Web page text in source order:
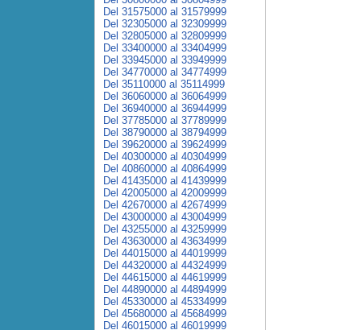
Del 31575000 al 31579999
Del 32305000 al 32309999
Del 32805000 al 32809999
Del 33400000 al 33404999
Del 33945000 al 33949999
Del 34770000 al 34774999
Del 35110000 al 35114999
Del 36060000 al 36064999
Del 36940000 al 36944999
Del 37785000 al 37789999
Del 38790000 al 38794999
Del 39620000 al 39624999
Del 40300000 al 40304999
Del 40860000 al 40864999
Del 41435000 al 41439999
Del 42005000 al 42009999
Del 42670000 al 42674999
Del 43000000 al 43004999
Del 43255000 al 43259999
Del 43630000 al 43634999
Del 44015000 al 44019999
Del 44320000 al 44324999
Del 44615000 al 44619999
Del 44890000 al 44894999
Del 45330000 al 45334999
Del 45680000 al 45684999
Del 46015000 al 46019999